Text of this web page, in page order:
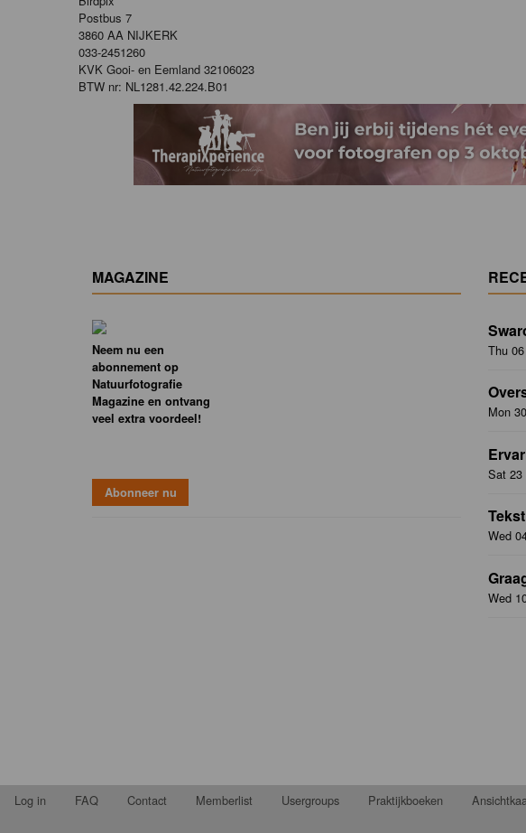
Postbus 7
3860 AA NIJKERK
033-2451260
KVK Gooi- en Eemland 32106023
BTW nr: NL1281.42.224.B01
MAGAZINE
Neem nu een
abonnement op
Natuurfotografie
Magazine en ontvang
veel extra voordeel!
Thu
Mon
Sat 23
Wed
Wed
Log in FAQ Contact Memberlist Usergroups Praktijkboeken